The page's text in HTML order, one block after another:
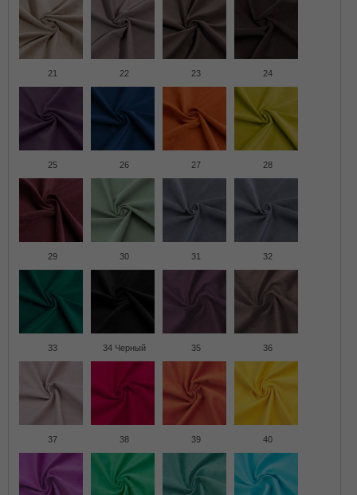
21 22 23 24
25 26 27 28
29 30 31 32
33 34 Черный 35 36
37 38 39 40